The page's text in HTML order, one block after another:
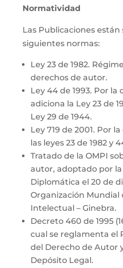
Normatividad
Las Publicaciones están
siguientes normas:
Ley 23 de 1982.
derechos de autor.
Ley 44 de 1993. Por la
adiciona la Ley 23 de
Ley 29 de 1944.
Ley 719 de 2001. Por
las leyes 23 de 1982 y
Tratado de la OMPI
autor, adoptado por
Diplomática el 20 de
Organización Mundial
Intelectual – Ginebra.
Decreto 460 de 1995
cual se reglamenta el
del Derecho de Autor
Depósito Legal.